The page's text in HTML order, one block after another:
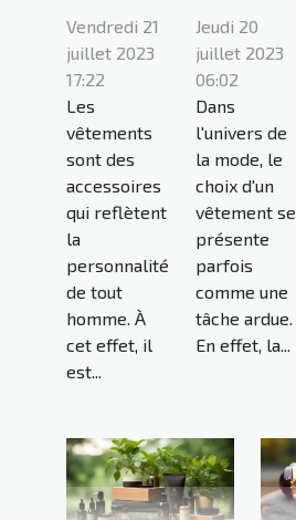
Vendredi 21
juillet 2023
17:22
Les
vêtements
sont des
accessoires
qui reflètent
la
personnalité
de tout
homme. À
cet effet, il
est...
Jeudi 20
juillet 2023
06:02
Dans
l'univers de
la mode, le
choix d'un
vêtement se
présente
parfois
comme une
tâche ardue.
En effet, la...